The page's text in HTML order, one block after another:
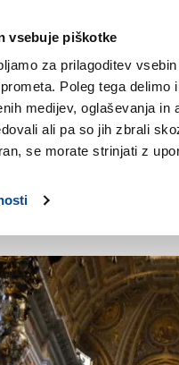
vsebuje piškotke
za prilagoditev
Poleg tega
medijev, oglaševanja
ali pa so jih zbrali
se morate strinjati z
NOVICE
Petra za